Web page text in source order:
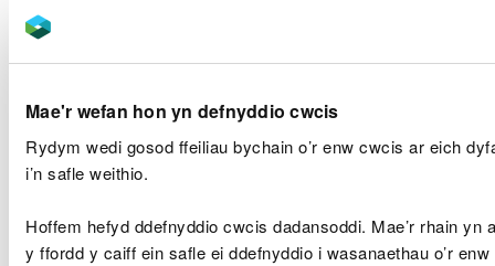
Mae'r wefan hon yn defnyddio cwcis
Rydym wedi gosod ffeiliau bychain o’r enw cwcis ar eich
i’n safle weithio.
Hoffem hefyd ddefnyddio cwcis dadansoddi. Mae’r rhain yn
y ffordd y caiff ein safle ei ddefnyddio i wasanaethau o’r
Adnoddau Dŵr – Cydsyniad
45 diwrnod
Lefel
Gwasgaru Pwrpasol ar Dir (Dip
Defaid)
4 mis
(Statudol)